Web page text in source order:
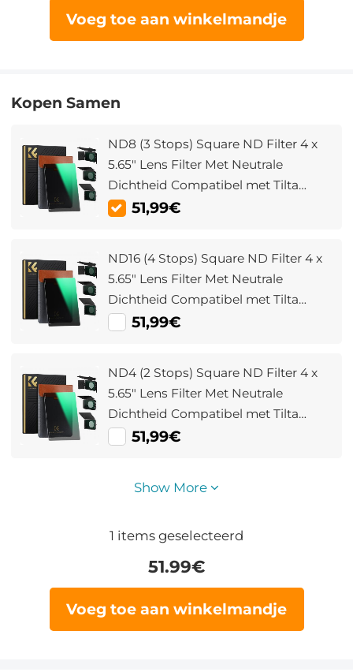
Voeg toe aan winkelmandje
Kopen Samen
ND8 (3 Stops) Square ND Filter 4 x
5.65" Lens Filter Met Neutrale
Dichtheid Compatibel met Tilta
Compatibel en SmallRig Matte Box
51,99€
ND16 (4 Stops) Square ND Filter 4 x
5.65" Lens Filter Met Neutrale
Dichtheid Compatibel met Tilta
Compatibel en SmallRig Matte Box
51,99€
ND4 (2 Stops) Square ND Filter 4 x
5.65" Lens Filter Met Neutrale
Dichtheid Compatibel met Tilta
Compatibel en SmallRig Matte Box
51,99€
Show More
1 items geselecteerd
51.99€
Voeg toe aan winkelmandje